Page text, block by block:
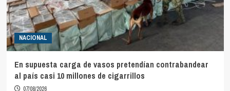
NACIONAL
En supuesta carga de vasos pretendían contrabandear
al país casi 10 millones de cigarrillos
07/08/2026